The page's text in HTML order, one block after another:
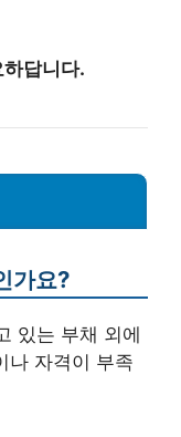
답니다.
가요?
있는 부채 외에
나 자격이 부족